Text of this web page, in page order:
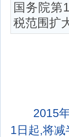
国务院第
税范围扩
2015年8
1日起,将